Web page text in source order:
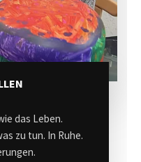
das Leben.
zu tun. In Ruhe.